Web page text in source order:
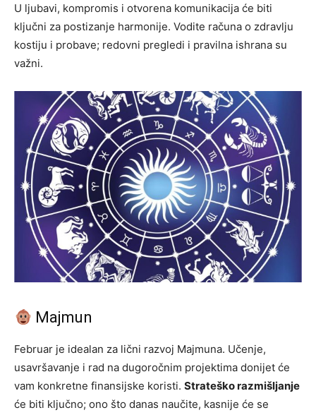
U ljubavi, kompromis i otvorena komunikacija će biti
ključni za postizanje harmonije. Vodite računa o zdravlju
kostiju i probave; redovni pregledi i pravilna ishrana su
važni.
Majmun
Februar je idealan za lični razvoj Majmuna. Učenje,
usavršavanje i rad na dugoročnim projektima donijet će
vam konkretne finansijske koristi. Strateško razmišljanje
će biti ključno; ono što danas naučite, kasnije će se